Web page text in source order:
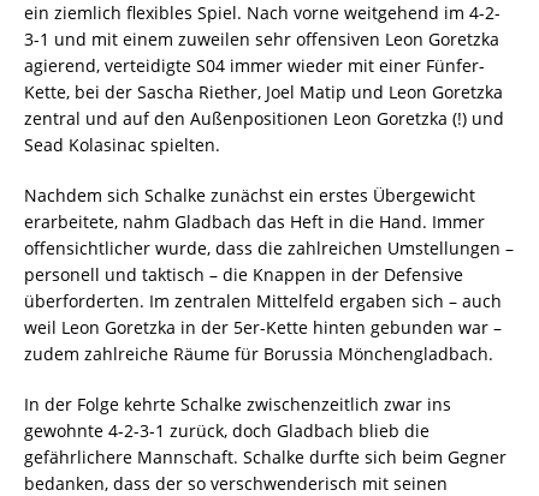
ein ziemlich flexibles Spiel. Nach vorne weitgehend im 4-2-
3-1 und mit einem zuweilen sehr offensiven Leon Goretzka
agierend, verteidigte S04 immer wieder mit einer Fünfer-
Kette, bei der Sascha Riether, Joel Matip und Leon Goretzka
zentral und auf den Außenpositionen Leon Goretzka (!) und
Sead Kolasinac spielten.
Nachdem sich Schalke zunächst ein erstes Übergewicht
erarbeitete, nahm Gladbach das Heft in die Hand. Immer
offensichtlicher wurde, dass die zahlreichen Umstellungen –
personell und taktisch – die Knappen in der Defensive
überforderten. Im zentralen Mittelfeld ergaben sich – auch
weil Leon Goretzka in der 5er-Kette hinten gebunden war –
zudem zahlreiche Räume für Borussia Mönchengladbach.
In der Folge kehrte Schalke zwischenzeitlich zwar ins
gewohnte 4-2-3-1 zurück, doch Gladbach blieb die
gefährlichere Mannschaft. Schalke durfte sich beim Gegner
bedanken, dass der so verschwenderisch mit seinen